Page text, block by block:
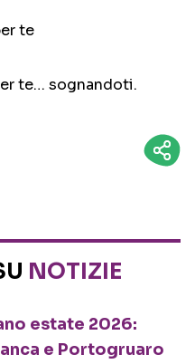
te
te… sognandoti.
NOTIZIE
estate 2026:
e Portogruaro